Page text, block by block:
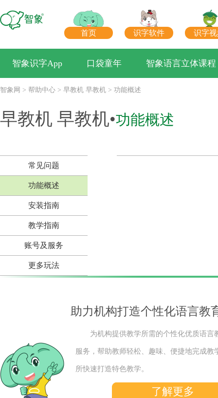
首页 识字软件 识字
智象识字App 口袋童年 智象语言立体课程
智象网 > 帮助中心 > 早教机 早教机 > 功能概述
早教机 早教机•功能概述
常见问题
功能概述
安装指南
教学指南
账号及服务
更多玩法
助力机构打造个性化语言教
为机构提供教学所需的个性化优质语言
服务，帮助教师轻松、趣味、便捷地完成教
所快速打造特色教学。
了解更多